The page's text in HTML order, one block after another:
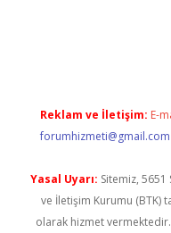
Reklam ve İletişim: E-
forumhizmeti@gmail.com
Yasal Uyarı: Sitemiz, 5651
ve İletişim Kurumu (BTK)
olarak hizmet